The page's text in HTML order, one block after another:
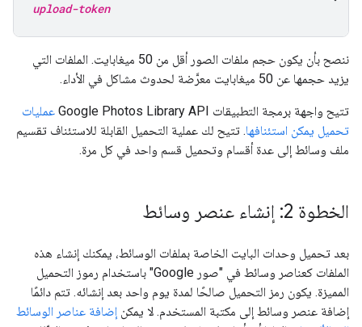
upload-token
ننصح بأن يكون حجم ملفات الصور أقل من 50 ميغابايت. الملفات التي
يزيد حجمها عن 50 ميغابايت معرَّضة لحدوث مشاكل في الأداء.
تتيح واجهة برمجة التطبيقات Google Photos Library API
عمليات
تحميل يمكن استئنافها. تتيح لك عملية التحميل القابلة للاستئناف تقسيم
ملف وسائط إلى عدة أقسام وتحميل قسم واحد في كل مرة.
الخطوة 2: إنشاء عنصر وسائط
بعد تحميل وحدات البايت الخاصة بملفات الوسائط، يمكنك إنشاء هذه
الملفات كعناصر وسائط في "صور Google" باستخدام رموز التحميل
المميزة. يكون رمز التحميل صالحًا لمدة يوم واحد بعد إنشائه. تتم دائمًا
إضافة عنصر وسائط إلى مكتبة المستخدم. لا يمكن إضافة عناصر الوسائط